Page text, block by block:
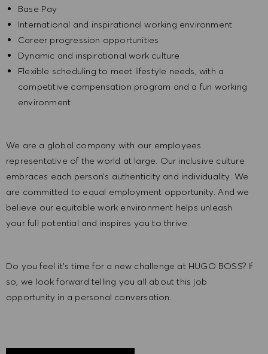
Base Pay
International and inspirational working environment
Career progression opportunities
Dynamic and inspirational work culture
Flexible scheduling to meet lifestyle needs, with a
competitive compensation program and a fun working
environment
We are a global company with our employees
representative of the world at large. Our inclusive culture
embraces each person’s authenticity and individuality. We
are committed to equal employment opportunity. And we
believe our equitable work environment helps unleash
your full potential and inspires you to thrive.
Do you feel it’s time for a new challenge at HUGO BOSS? If
so, we look forward telling you all about this job
opportunity in a personal conversation.